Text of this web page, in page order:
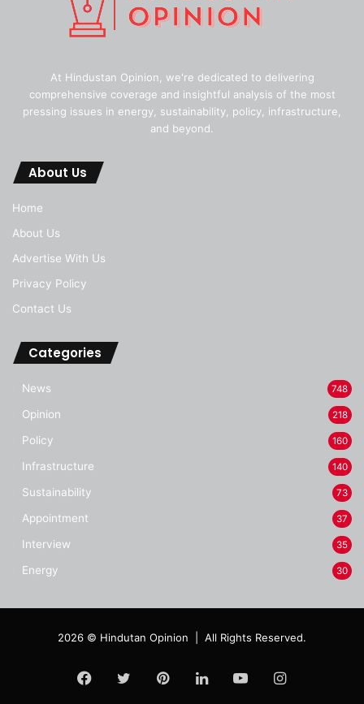
At Hindustan Opinion, we're dedicated to delivering
comprehensive coverage and insightful analysis of the most
pressing issues in energy, sustainability, policy, infrastructure,
and beyond.
About Us
Home
About Us
Advertise With Us
Privacy Policy
Contact Us
Categories
News 748
Opinion 218
Policy 160
Infrastructure 140
Sustainability 73
Appointment 37
Interview 35
Energy 30
2026 © Hindutan Opinion | All Rights Reserved.
Facebook
TwitterPinterestLinkedInYouTubeInstagram